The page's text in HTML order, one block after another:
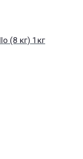
(8 кг) 1кг